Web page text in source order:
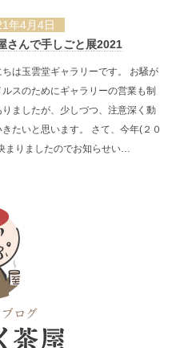
年4月4日
さんで手しごと展2021
ちは玉雲堂ギャラリーです。 お騒が
ルスのためにギャラリーの営業も制
りましたが、少しづつ、注意深く動
きたいと思います。 さて、今年(２０
まりましたのでお知らせい…